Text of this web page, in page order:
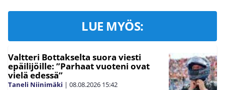
LUE MYÖS:
Valtteri Bottakselta suora viesti
epäilijöille: ”Parhaat vuoteni ovat
vielä edessä”
Taneli Niinimäki | 08.08.2026 15:42